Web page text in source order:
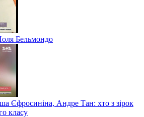
Бельмондо
Єфросиніна, Андре Тан: хто з зірок
класу